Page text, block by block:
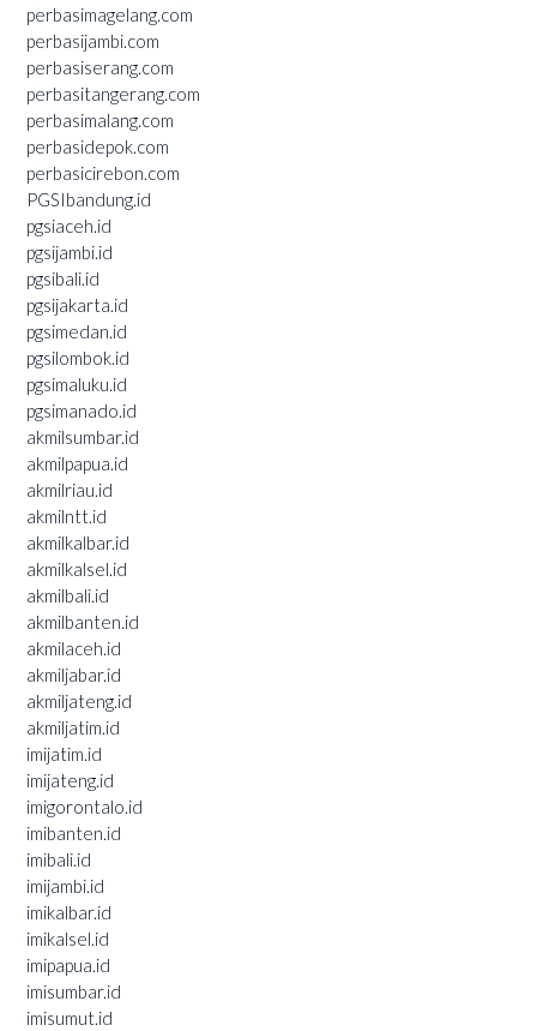
perbasimagelang.com
perbasijambi.com
perbasiserang.com
perbasitangerang.com
perbasimalang.com
perbasidepok.com
perbasicirebon.com
PGSIbandung.id
pgsiaceh.id
pgsijambi.id
pgsibali.id
pgsijakarta.id
pgsimedan.id
pgsilombok.id
pgsimaluku.id
pgsimanado.id
akmilsumbar.id
akmilpapua.id
akmilriau.id
akmilntt.id
akmilkalbar.id
akmilkalsel.id
akmilbali.id
akmilbanten.id
akmilaceh.id
akmiljabar.id
akmiljateng.id
akmiljatim.id
imijatim.id
imijateng.id
imigorontalo.id
imibanten.id
imibali.id
imijambi.id
imikalbar.id
imikalsel.id
imipapua.id
imisumbar.id
imisumut.id